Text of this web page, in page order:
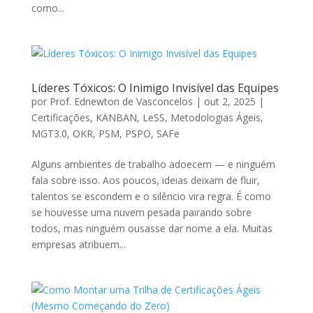
como...
Líderes Tóxicos: O Inimigo Invisível das Equipes
por Prof. Ednewton de Vasconcelos | out 2, 2025 |
Certificações, KANBAN, LeSS, Metodologias Ágeis,
MGT3.0, OKR, PSM, PSPO, SAFe
Alguns ambientes de trabalho adoecem — e ninguém
fala sobre isso. Aos poucos, ideias deixam de fluir,
talentos se escondem e o silêncio vira regra. É como
se houvesse uma nuvem pesada pairando sobre
todos, mas ninguém ousasse dar nome a ela. Muitas
empresas atribuem...